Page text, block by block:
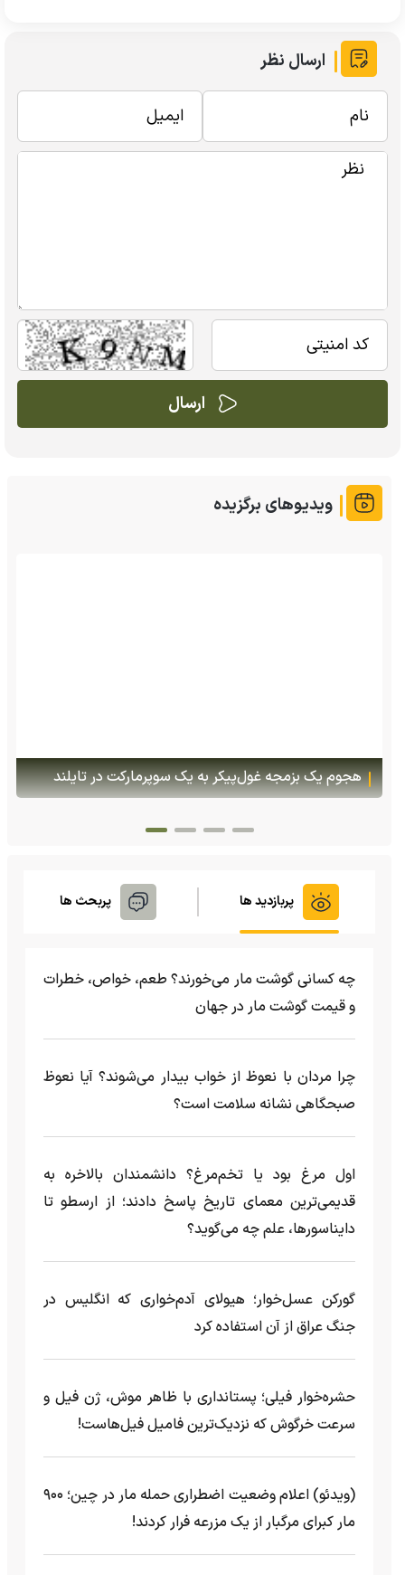
ارسال نظر
ویدیوهای برگزیده
پس از ۷۰ سال؛ ببرها دوباره به سرزمین گمشده‌شان در
قزاقستان بازگشتند
پربازدید ها پربحث ها
چه کسانی گوشت مار می‌خورند؟ طعم، خواص، خطرات
و قیمت گوشت مار در جهان
چرا مردان با نعوظ از خواب بیدار می‌شوند؟ آیا نعوظ
صبحگاهی نشانه سلامت است؟
اول مرغ بود یا تخم‌مرغ؟ دانشمندان بالاخره به
قدیمی‌ترین معمای تاریخ پاسخ دادند؛ از ارسطو تا
دایناسورها، علم چه می‌گوید؟
گورکن عسل‌خوار؛ هیولای آدم‌خواری که انگلیس در
جنگ عراق از آن استفاده کرد
حشره‌خوار فیلی؛ پستانداری با ظاهر موش، ژن فیل و
سرعت خرگوش که نزدیک‌ترین فامیل فیل‌هاست!
(ویدئو) اعلام وضعیت اضطراری حمله مار‌ در چین؛ ۹۰۰
مار کبرای مرگبار از یک مزرعه‌ فرار کردند!